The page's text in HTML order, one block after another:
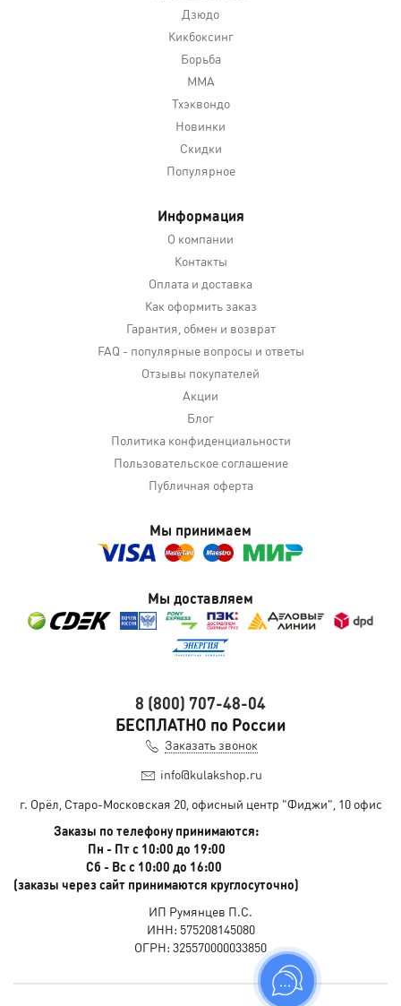
Дзюдо
Кикбоксинг
Борьба
MMA
Тхэквондо
Новинки
Скидки
Популярное
Информация
О компании
Контакты
Оплата и доставка
Как оформить заказ
Гарантия, обмен и возврат
FAQ - популярные вопросы и ответы
Отзывы покупателей
Акции
Блог
Политика конфиденциальности
Пользовательское соглашение
Публичная оферта
Мы принимаем
Мы доставляем
8 (800) 707-48-04
БЕСПЛАТНО по России
Заказать звонок
info@kulakshop.ru
г. Орёл, Старо-Московская 20, офисный центр "Фиджи", 10 офис
Заказы по телефону принимаются:
Пн - Пт с 10:00 до 19:00
Сб - Вс с 10:00 до 16:00
(заказы через сайт принимаются круглосуточно)
ИП Румянцев П.С.
ИНН: 575208145080
ОГРН: 325570000033850